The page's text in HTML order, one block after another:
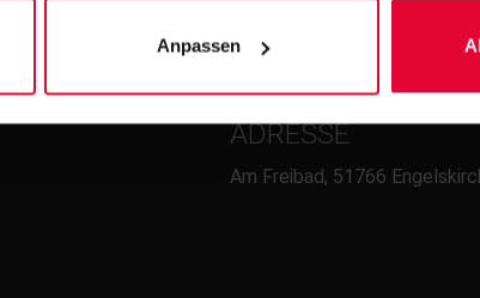
Anpassen2020
ADRESSE
Am Freibad, 51766